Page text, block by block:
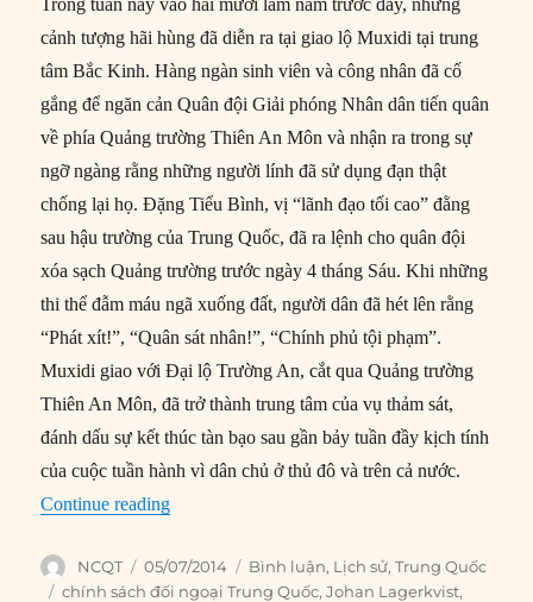
cảnh tượng hãi hùng đã diễn ra tại giao lộ Muxidi tại trung
tâm Bắc Kinh. Hàng ngàn sinh viên và công nhân đã cố
gắng để ngăn cản Quân đội Giải phóng Nhân dân tiến quân
về phía Quảng trường Thiên An Môn và nhận ra trong sự
ngỡ ngàng rằng những người lính đã sử dụng đạn thật
chống lại họ. Đặng Tiểu Bình, vị “lãnh đạo tối cao” đằng
sau hậu trường của Trung Quốc, đã ra lệnh cho quân đội
xóa sạch Quảng trường trước ngày 4 tháng Sáu. Khi những
thi thể đẫm máu ngã xuống đất, người dân đã hét lên rằng
“Phát xít!”, “Quân sát nhân!”, “Chính phủ tội phạm”.
Muxidi giao với Đại lộ Trường An, cắt qua Quảng trường
Thiên An Môn, đã trở thành trung tâm của vụ thảm sát,
đánh dấu sự kết thúc tàn bạo sau gần bảy tuần đầy kịch tính
của cuộc tuần hành vì dân chủ ở thủ đô và trên cả nước.
Continue reading“Di sản của vụ Thảm sát Thiên An Môn”
Author
NCQT
Posted
on
05/07/2014 Categories
Bình luận, Lịch sử,Trung Quốc
Tags
chính sách đối ngoại Trung Quốc,Johan Lagerkvist,